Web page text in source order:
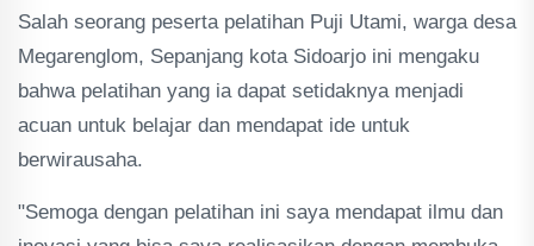
Salah seorang peserta pelatihan Puji Utami, warga desa
Megarenglom, Sepanjang kota Sidoarjo ini mengaku
bahwa pelatihan yang ia dapat setidaknya menjadi
acuan untuk belajar dan mendapat ide untuk
berwirausaha.
"Semoga dengan pelatihan ini saya mendapat ilmu dan